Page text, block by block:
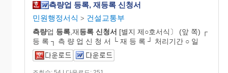
측량업 등록, 재등록 신청서
민원행정서식 > 건설교통부
측량업 등록 ,재등록 신청서 [별지 제○호서식〕 (앞 쪽) ┌
등 록 ┐ 측 량 업 신 청 서 └ 재 등 록 ┘ 처리기간 ○ 일